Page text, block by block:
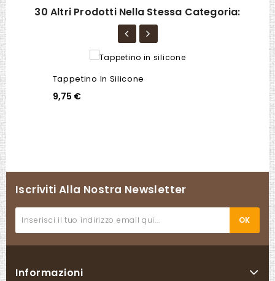
30 Altri Prodotti Nella Stessa Categoria:
Tappetino In Silicone
9,75 €
Iscriviti Alla Nostra Newsletter
Informazioni